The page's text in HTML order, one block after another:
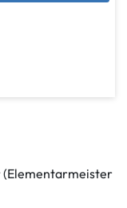
(Elementarmeister